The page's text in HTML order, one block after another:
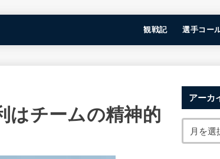
観戦記 選手コー
はチームの精神的
アーカ